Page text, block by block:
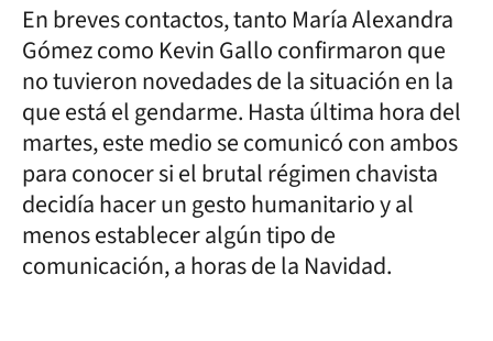
En breves contactos, tanto María Alexandra
Gómez como Kevin Gallo confirmaron que
no tuvieron novedades de la situación en la
que está el gendarme. Hasta última hora del
martes, este medio se comunicó con ambos
para conocer si el brutal régimen chavista
decidía hacer un gesto humanitario y al
menos establecer algún tipo de
comunicación, a horas de la Navidad.